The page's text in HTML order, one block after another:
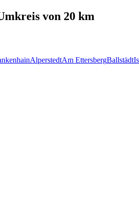
von 20 km
AlperstedtAm EttersbergBallstädt